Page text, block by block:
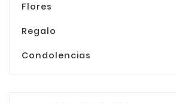
Flores
Regalo
Condolencias